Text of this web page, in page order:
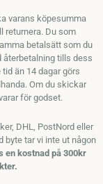
varans köpesumma
returnera. Du som
betalsätt som du
återbetalning tills dess
än 14 dagar görs
Om du skickar
för godset.
DHL, PostNord eller
byte tar vi inte ut någon
en kostnad på 300kr